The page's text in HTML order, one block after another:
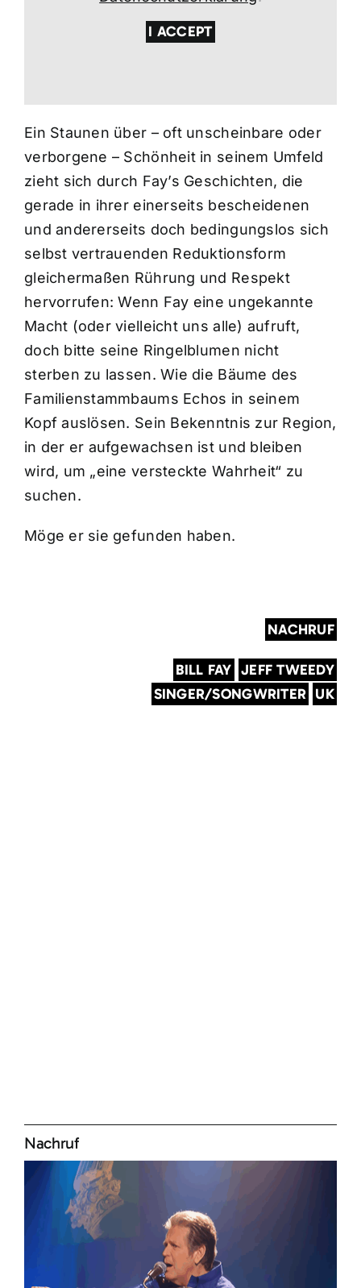
I ACCEPT
Ein Staunen über – oft unscheinbare oder
verborgene – Schönheit in seinem Umfeld
zieht sich durch Fay’s Geschichten, die
gerade in ihrer einerseits bescheidenen
und andererseits doch bedingungslos sich
selbst vertrauenden Reduktionsform
gleichermaßen Rührung und Respekt
hervorrufen: Wenn Fay eine ungekannte
Macht (oder vielleicht uns alle) aufruft,
doch bitte seine Ringelblumen nicht
sterben zu lassen. Wie die Bäume des
Familienstammbaums Echos in seinem
Kopf auslösen. Sein Bekenntnis zur Region,
in der er aufgewachsen ist und bleiben
wird, um „eine versteckte Wahrheit“ zu
suchen.
Möge er sie gefunden haben.
NACHRUF
BILL FAY JEFF TWEEDY
SINGER/SONGWRITER UK
Nachruf